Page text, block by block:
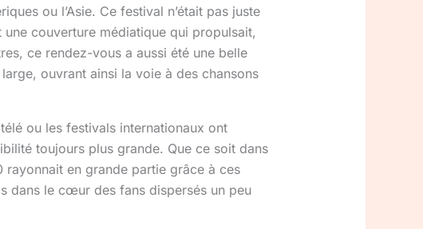
ou l’Asie. Ce festival n’était pas juste
couverture médiatique qui propulsait,
ce rendez-vous a aussi été une belle
ouvrant ainsi la voie à des chansons
ou les festivals internationaux ont
toujours plus grande. Que ce soit dans
rayonnait en grande partie grâce à ces
dans le cœur des fans dispersés un peu